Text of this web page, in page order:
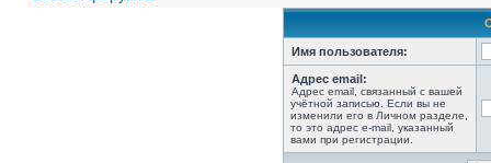
Имя пользователя:
Адрес email:
Адрес email, связанный с вашей
учётной записью. Если вы не
изменили его в Личном разделе,
то это адрес e-mail, указанный
вами при регистрации.